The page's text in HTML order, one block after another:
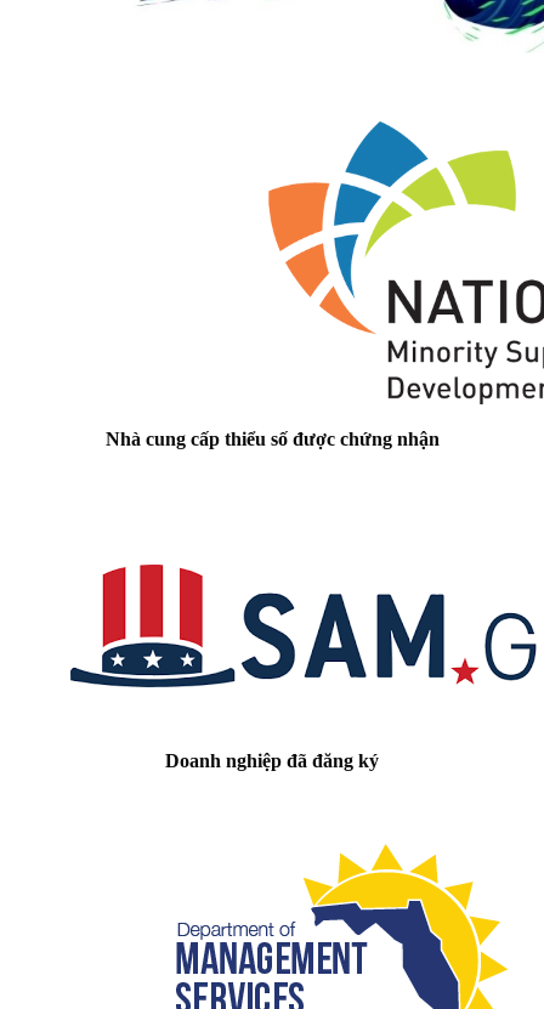
Nhà cung cấp thiểu số được chứng nhận
Doanh nghiệp đã đăng ký